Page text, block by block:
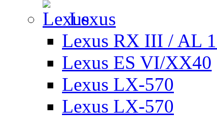
Lexus
Lexus RX III / AL
Lexus ES VI/XX40
Lexus LX-570
Lexus LX-570